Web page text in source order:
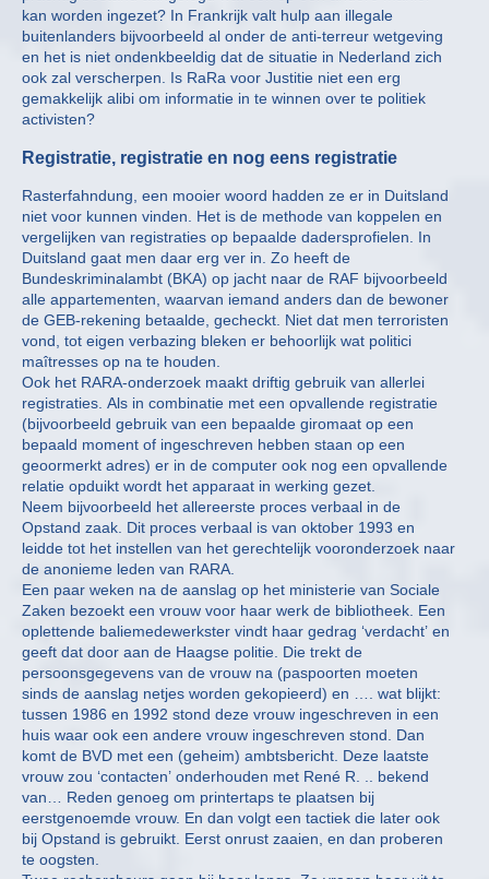
kan worden ingezet? In Frankrijk valt hulp aan illegale
buitenlanders bijvoorbeeld al onder de anti-terreur wetgeving
en het is niet ondenkbeeldig dat de situatie in Nederland zich
ook zal verscherpen. Is RaRa voor Justitie niet een erg
gemakkelijk alibi om informatie in te winnen over te politiek
activisten?
Registratie, registratie en nog eens registratie
Rasterfahndung, een mooier woord hadden ze er in Duitsland
niet voor kunnen vinden. Het is de methode van koppelen en
vergelijken van registraties op bepaalde dadersprofielen. In
Duitsland gaat men daar erg ver in. Zo heeft de
Bundeskriminalambt (BKA) op jacht naar de RAF bijvoorbeeld
alle appartementen, waarvan iemand anders dan de bewoner
de GEB-rekening betaalde, gecheckt. Niet dat men terroristen
vond, tot eigen verbazing bleken er behoorlijk wat politici
maîtresses op na te houden.
Ook het RARA-onderzoek maakt driftig gebruik van allerlei
registraties. Als in combinatie met een opvallende registratie
(bijvoorbeeld gebruik van een bepaalde giromaat op een
bepaald moment of ingeschreven hebben staan op een
geoormerkt adres) er in de computer ook nog een opvallende
relatie opduikt wordt het apparaat in werking gezet.
Neem bijvoorbeeld het allereerste proces verbaal in de
Opstand zaak. Dit proces verbaal is van oktober 1993 en
leidde tot het instellen van het gerechtelijk vooronderzoek naar
de anonieme leden van RARA.
Een paar weken na de aanslag op het ministerie van Sociale
Zaken bezoekt een vrouw voor haar werk de bibliotheek. Een
oplettende baliemedewerkster vindt haar gedrag ‘verdacht’ en
geeft dat door aan de Haagse politie. Die trekt de
persoonsgegevens van de vrouw na (paspoorten moeten
sinds de aanslag netjes worden gekopieerd) en …. wat blijkt:
tussen 1986 en 1992 stond deze vrouw ingeschreven in een
huis waar ook een andere vrouw ingeschreven stond. Dan
komt de BVD met een (geheim) ambtsbericht. Deze laatste
vrouw zou ‘contacten’ onderhouden met René R. .. bekend
van… Reden genoeg om printertaps te plaatsen bij
eerstgenoemde vrouw. En dan volgt een tactiek die later ook
bij Opstand is gebruikt. Eerst onrust zaaien, en dan proberen
te oogsten.